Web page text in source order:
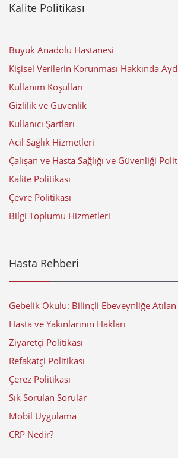
Kalite Politikası
Büyük Anadolu Hastanesi
Kişisel Verilerin Korunması Hakkında
Kullanım Koşulları
Gizlilik ve Güvenlik
Kullanıcı Şartları
Acil Sağlık Hizmetleri
Çalışan ve Hasta Sağlığı ve Güvenliği
Kalite Politikası
Çevre Politikası
Bilgi Toplumu Hizmetleri
Hasta Rehberi
Gebelik Okulu: Bilinçli Ebeveynliğe Atılan
Hasta ve Yakınlarının Hakları
Ziyaretçi Politikası
Refakatçi Politikası
Çerez Politikası
Sık Sorulan Sorular
Mobil Uygulama
CRP Nedir?